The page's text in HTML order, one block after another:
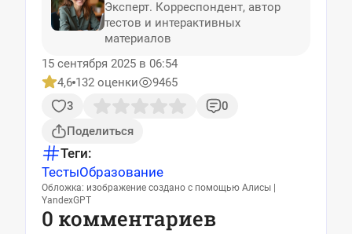
Эксперт. Корреспондент, автор
тестов и интерактивных
материалов
15 сентября 2025 в 06:54
4,6 132 оценки
9465
3
0
Поделиться
Теги:
ТестыОбразование
Обложка: изображение создано с помощью Алисы |
YandexGPT
0 комментариев